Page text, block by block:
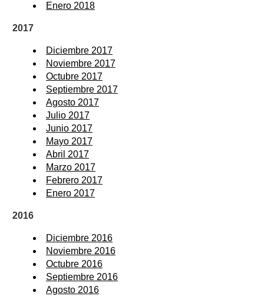
Enero 2018
2017
Diciembre 2017
Noviembre 2017
Octubre 2017
Septiembre 2017
Agosto 2017
Julio 2017
Junio 2017
Mayo 2017
Abril 2017
Marzo 2017
Febrero 2017
Enero 2017
2016
Diciembre 2016
Noviembre 2016
Octubre 2016
Septiembre 2016
Agosto 2016